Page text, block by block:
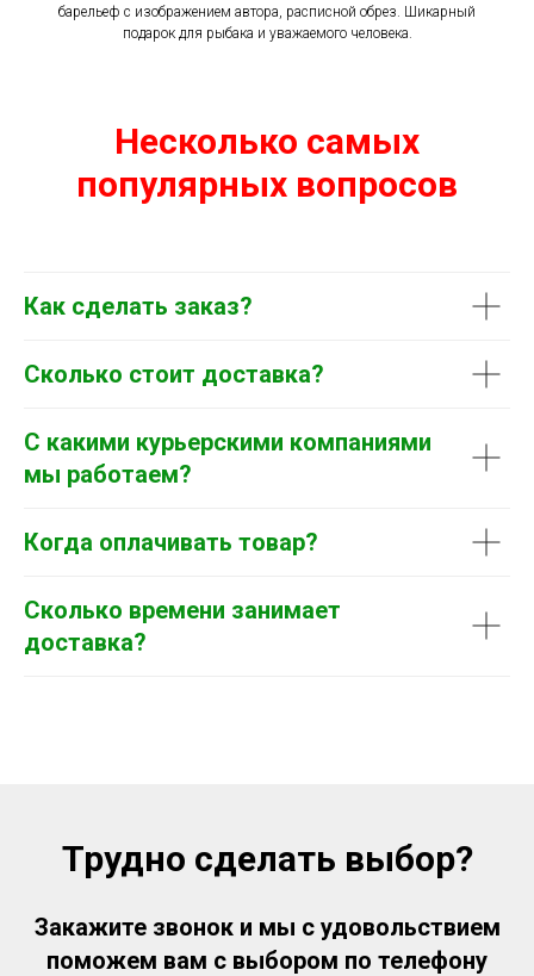
барельеф с изображением автора, расписной обрез. Шикарный
подарок для рыбака и уважаемого человека.
Несколько самых
популярных вопросов
Как сделать заказ?
Сколько стоит доставка?
С какими курьерскими компаниями
мы работаем?
Когда оплачивать товар?
Сколько времени занимает
доставка?
Трудно сделать выбор?
Закажите звонок и мы с удовольствием
поможем вам с выбором по телефону